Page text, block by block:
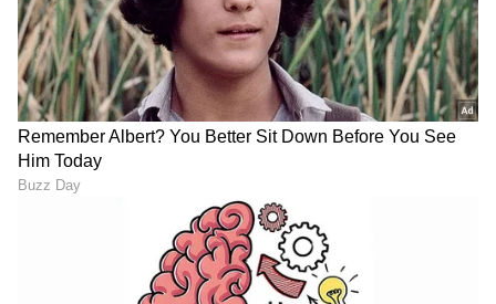
"ರಾಜಕೀಯ ಬೇಡ, ಸಿನಿಮಾನೇ ಪ್ರಾಣ":
ಕನಕೋತ್ಸವದಲ್ಲಿ ರಿಷಬ್ ಶೆಟ್ಟಿ | Rishab
Shetty speech | Suvarna News
ಶೇ.50 ರಿಂದ ಶೇ.18 ಕ್ಕೆ TAX ಇಳಿಕೆ: ಮೋದಿ-
ಟ್ರಂಪ್ ಐತಿಹಾಸಿಕ ಒಪ್ಪಂದ | India US
Trade Deal | Party Rounds